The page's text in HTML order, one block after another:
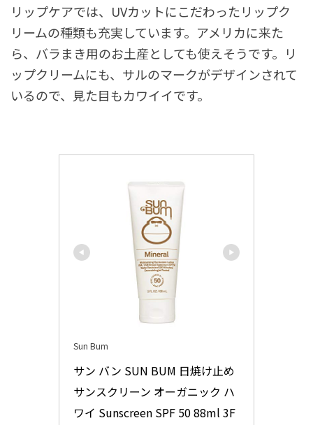
リップケアでは、UVカットにこだわったリップク
リームの種類も充実しています。アメリカに来た
ら、バラまき用のお土産としても使えそうです。リ
ップクリームにも、サルのマークがデザインされて
いるので、見た目もカワイイです。
Sun Bum
サン バン SUN BUM 日焼け止め
サンスクリーン オーガニック ハ
ワイ Sunscreen SPF 50 88ml 3F